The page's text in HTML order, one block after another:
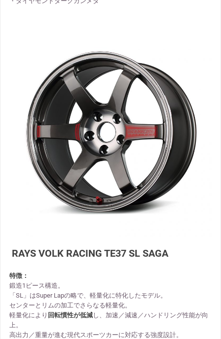
RAYS VOLK RACING TE37 SL SAGA
特徴：
鍛造1ピース構造。
「SL」はSuper Lapの略で、軽量化に特化したモデル。
センターとリムの加工でさらなる軽量化。
軽量化により 回転慣性が低減し、加速／減速／ハンドリング性能が向
上。
高出力／重量が進む現代スポーツカーに対応する強度設計。